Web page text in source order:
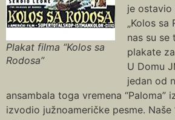
Plakat filma “Kolos sa
Rodosa”
je
„Kolos sa
nas su se
plakate
U Domu
jedan od
ansambala toga vremena “Paloma”
izvodio južnoameričke pesme. Naše